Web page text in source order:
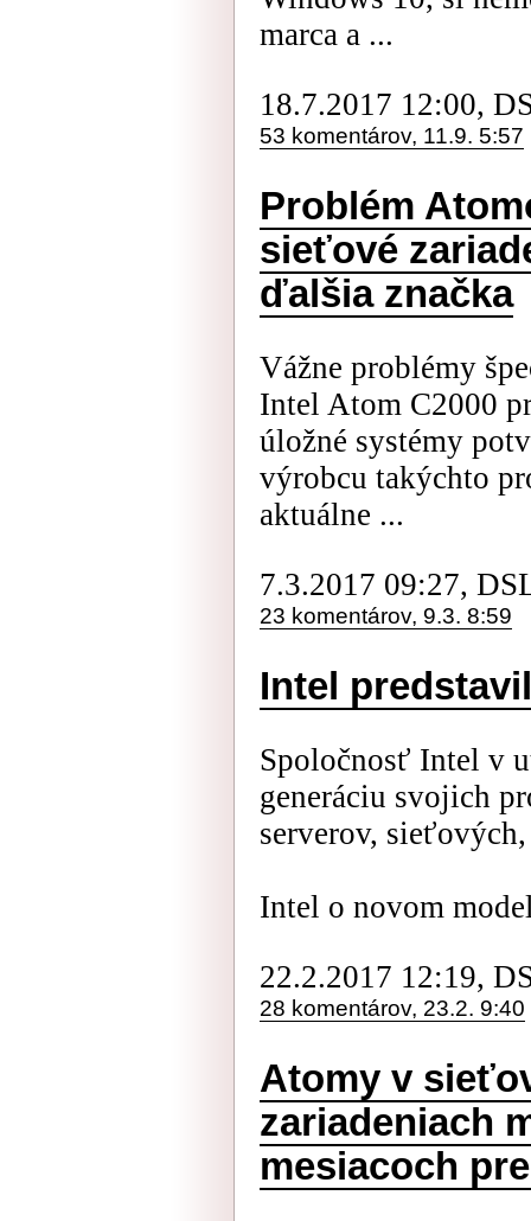
marca a ...
18.7.2017 12:00,
53 komentárov, 11.9. 5:57
Problém
sieťové
ďalšia značka
Vážne problémy
Intel Atom C2000
úložné systémy
výrobcu takýchto
aktuálne ...
7.3.2017 09:27,
23 komentárov, 9.3. 8:59
Intel
Spoločnosť Intel v
generáciu svojich
serverov,
Intel o novom
22.2.2017 12:19,
28 komentárov, 23.2. 9:40
Atomy v
zariadeniach
mesiacoch